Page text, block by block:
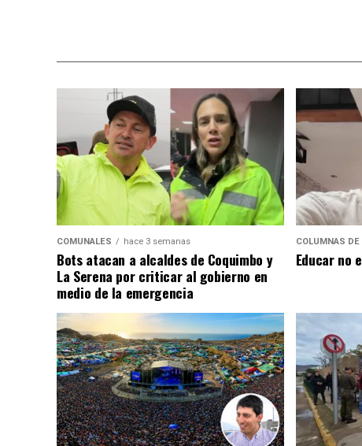
COMUNALES hace 3 semanas
Bots atacan a alcaldes de Coquimbo y
La Serena por criticar al gobierno en
medio de la emergencia
COLUMNAS DE
Educar no